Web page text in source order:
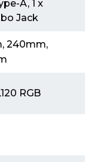
A, 1 x
Jack
240mm,
RGB